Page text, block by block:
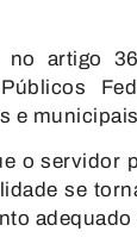
no artigo
e
o servidor
se
adequado